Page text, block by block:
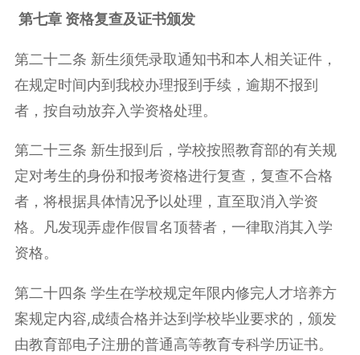
第七章 资格复查及证书颁发
第二十二条 新生须凭录取通知书和本人相关证件，
在规定时间内到我校办理报到手续，逾期不报到
者，按自动放弃入学资格处理。
第二十三条 新生报到后，学校按照教育部的有关规
定对考生的身份和报考资格进行复查，复查不合格
者，将根据具体情况予以处理，直至取消入学资
格。凡发现弄虚作假冒名顶替者，一律取消其入学
资格。
第二十四条 学生在学校规定年限内修完人才培养方
案规定内容,成绩合格并达到学校毕业要求的，颁发
由教育部电子注册的普通高等教育专科学历证书。